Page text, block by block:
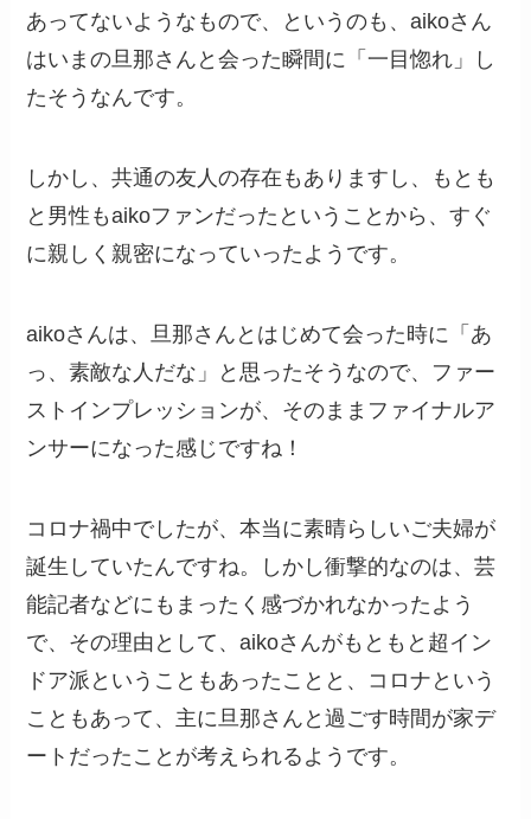
あってないようなもので、というのも、aikoさん
はいまの旦那さんと会った瞬間に「一目惚れ」し
たそうなんです。
しかし、共通の友人の存在もありますし、もとも
と男性もaikoファンだったということから、すぐ
に親しく親密になっていったようです。
aikoさんは、旦那さんとはじめて会った時に「あ
っ、素敵な人だな」と思ったそうなので、ファー
ストインプレッションが、そのままファイナルア
ンサーになった感じですね！
コロナ禍中でしたが、本当に素晴らしいご夫婦が
誕生していたんですね。しかし衝撃的なのは、芸
能記者などにもまったく感づかれなかったよう
で、その理由として、aikoさんがもともと超イン
ドア派ということもあったことと、コロナという
こともあって、主に旦那さんと過ごす時間が家デ
ートだったことが考えられるようです。